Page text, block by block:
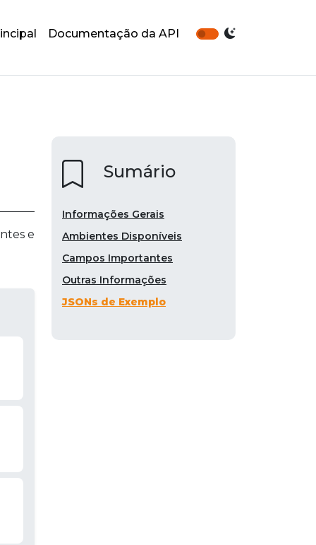
Documentação da API
e
Sumário
Informações Gerais
Ambientes Disponíveis
Campos Importantes
Outras Informações
JSONs de Exemplo